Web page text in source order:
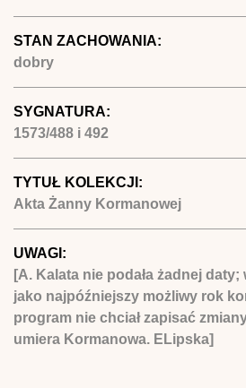
STAN ZACHOWANIA:
dobry
SYGNATURA:
1573/488 i 492
TYTUŁ KOLEKCJI:
Akta Żanny Kormanowej
UWAGI:
[A. Kalata nie podała żadnej
jako najpóźniejszy możliwy rok
program nie chciał zapisać
umiera Kormanowa. ELipska]